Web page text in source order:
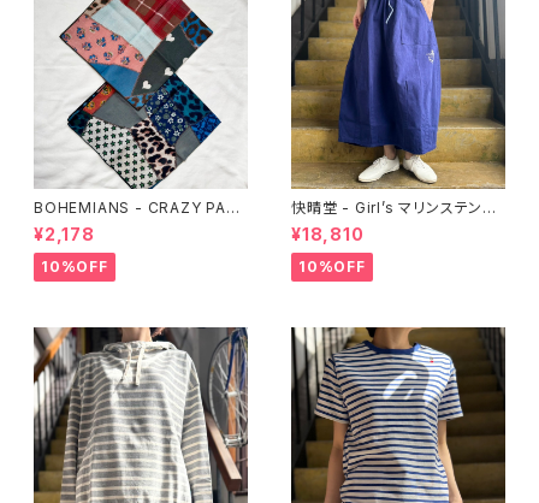
BOHEMIANS - CRAZY PAT
CH柄 バンダナ
¥2,178
10%OFF
快晴堂 - Girl’s マリンステンシ
ルプリント／セーリングスカート
¥18,810
10%OFF